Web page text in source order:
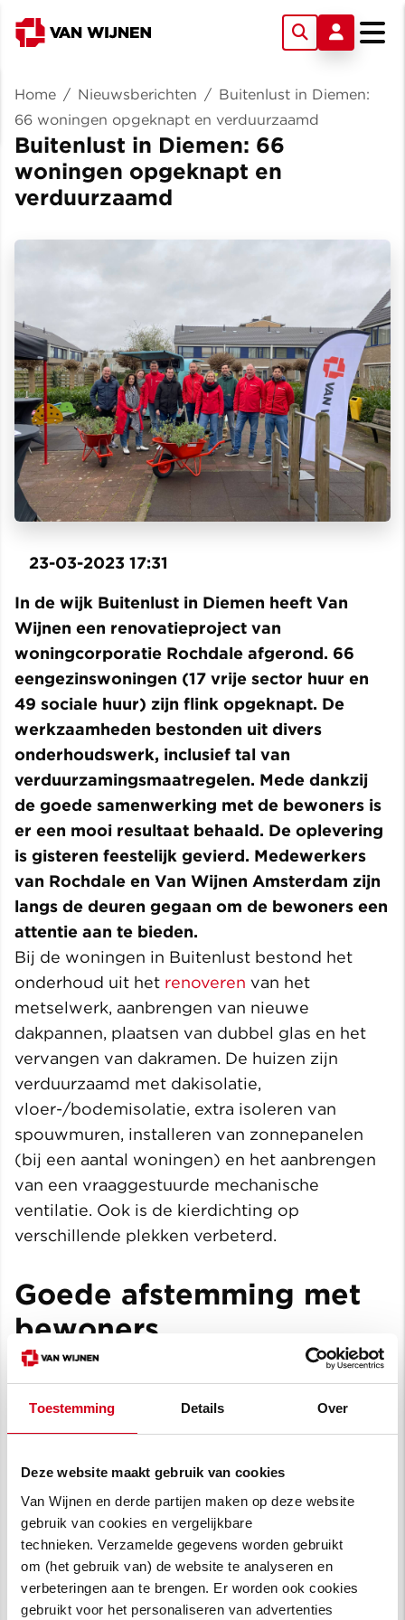
Toestemming Details Over
Deze website maakt gebruik van cookies
Van Wijnen en derde partijen maken op deze website
gebruik van cookies en vergelijkbare
technieken. Verzamelde gegevens worden gebruikt
om (het gebruik van) de website te analyseren en
verbeteringen aan te brengen. Er worden ook cookies
gebruikt voor het personaliseren van advertenties
Home / Nieuwsberichten / Buitenlust in Diemen:
66 woningen opgeknapt en verduurzaamd
Buitenlust in Diemen: 66
woningen opgeknapt en
verduurzaamd
23-03-2023 17:31
In de wijk Buitenlust in Diemen heeft Van
Wijnen een renovatieproject van
woningcorporatie Rochdale afgerond. 66
eengezinswoningen (17 vrije sector huur en
49 sociale huur) zijn flink opgeknapt. De
werkzaamheden bestonden uit divers
onderhoudswerk, inclusief tal van
verduurzamingsmaatregelen. Mede dankzij
de goede samenwerking met de bewoners is
er een mooi resultaat behaald. De oplevering
is gisteren feestelijk gevierd. Medewerkers
van Rochdale en Van Wijnen Amsterdam zijn
langs de deuren gegaan om de bewoners een
attentie aan te bieden.
Bij de woningen in Buitenlust bestond het
onderhoud uit het renoveren van het
metselwerk, aanbrengen van nieuwe
dakpannen, plaatsen van dubbel glas en het
vervangen van dakramen. De huizen zijn
verduurzaamd met dakisolatie,
vloer-/bodemisolatie, extra isoleren van
spouwmuren, installeren van zonnepanelen
(bij een aantal woningen) en het aanbrengen
van een vraaggestuurde mechanische
ventilatie. Ook is de kierdichting op
verschillende plekken verbeterd.
Goede afstemming met
bewoners
De plannen zijn van begin af aan goed
speciaal hiervoor is samengesteld. Van Wijnen
tijdens de uitvoering voor haar rekening
genomen.
Remi van der Pol, Hoofd Planvoorbereiding
Renovatie & Transformatie bij
Van Wijnen
Amsterdam is enthousiast over de
samenwerking:‘De goede samenwerking met